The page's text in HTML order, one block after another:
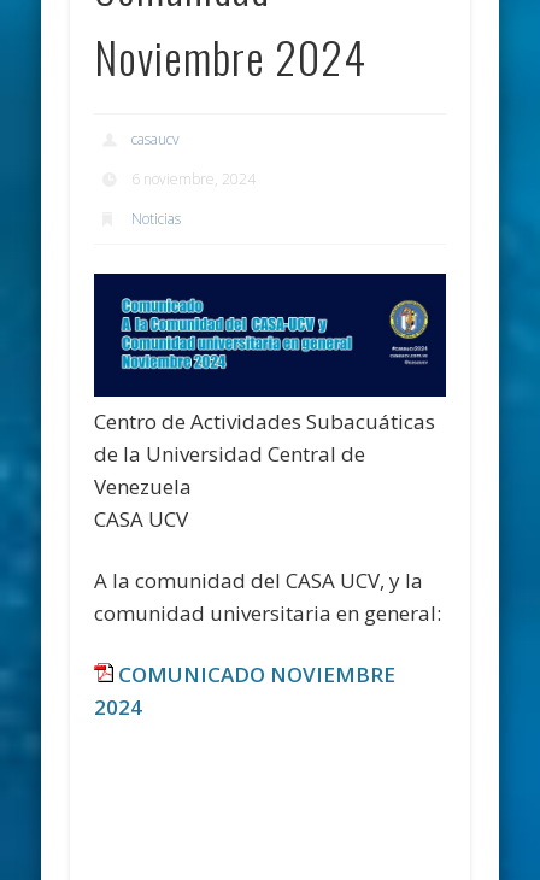
Noviembre 2024
casaucv
6 noviembre, 2024
Noticias
Centro de Actividades Subacuáticas
de la Universidad Central de
Venezuela
CASA UCV
A la comunidad del CASA UCV, y la
comunidad universitaria en general:
COMUNICADO NOVIEMBRE
2024